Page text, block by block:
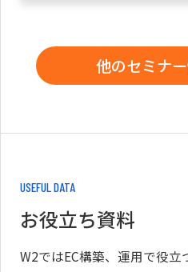
他のセミナ
USEFUL DATA
お役立ち資料
W2ではEC構築、運用で役立